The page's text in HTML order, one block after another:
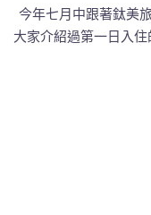
今年七月中跟著鈦美
大家介紹過第一日入